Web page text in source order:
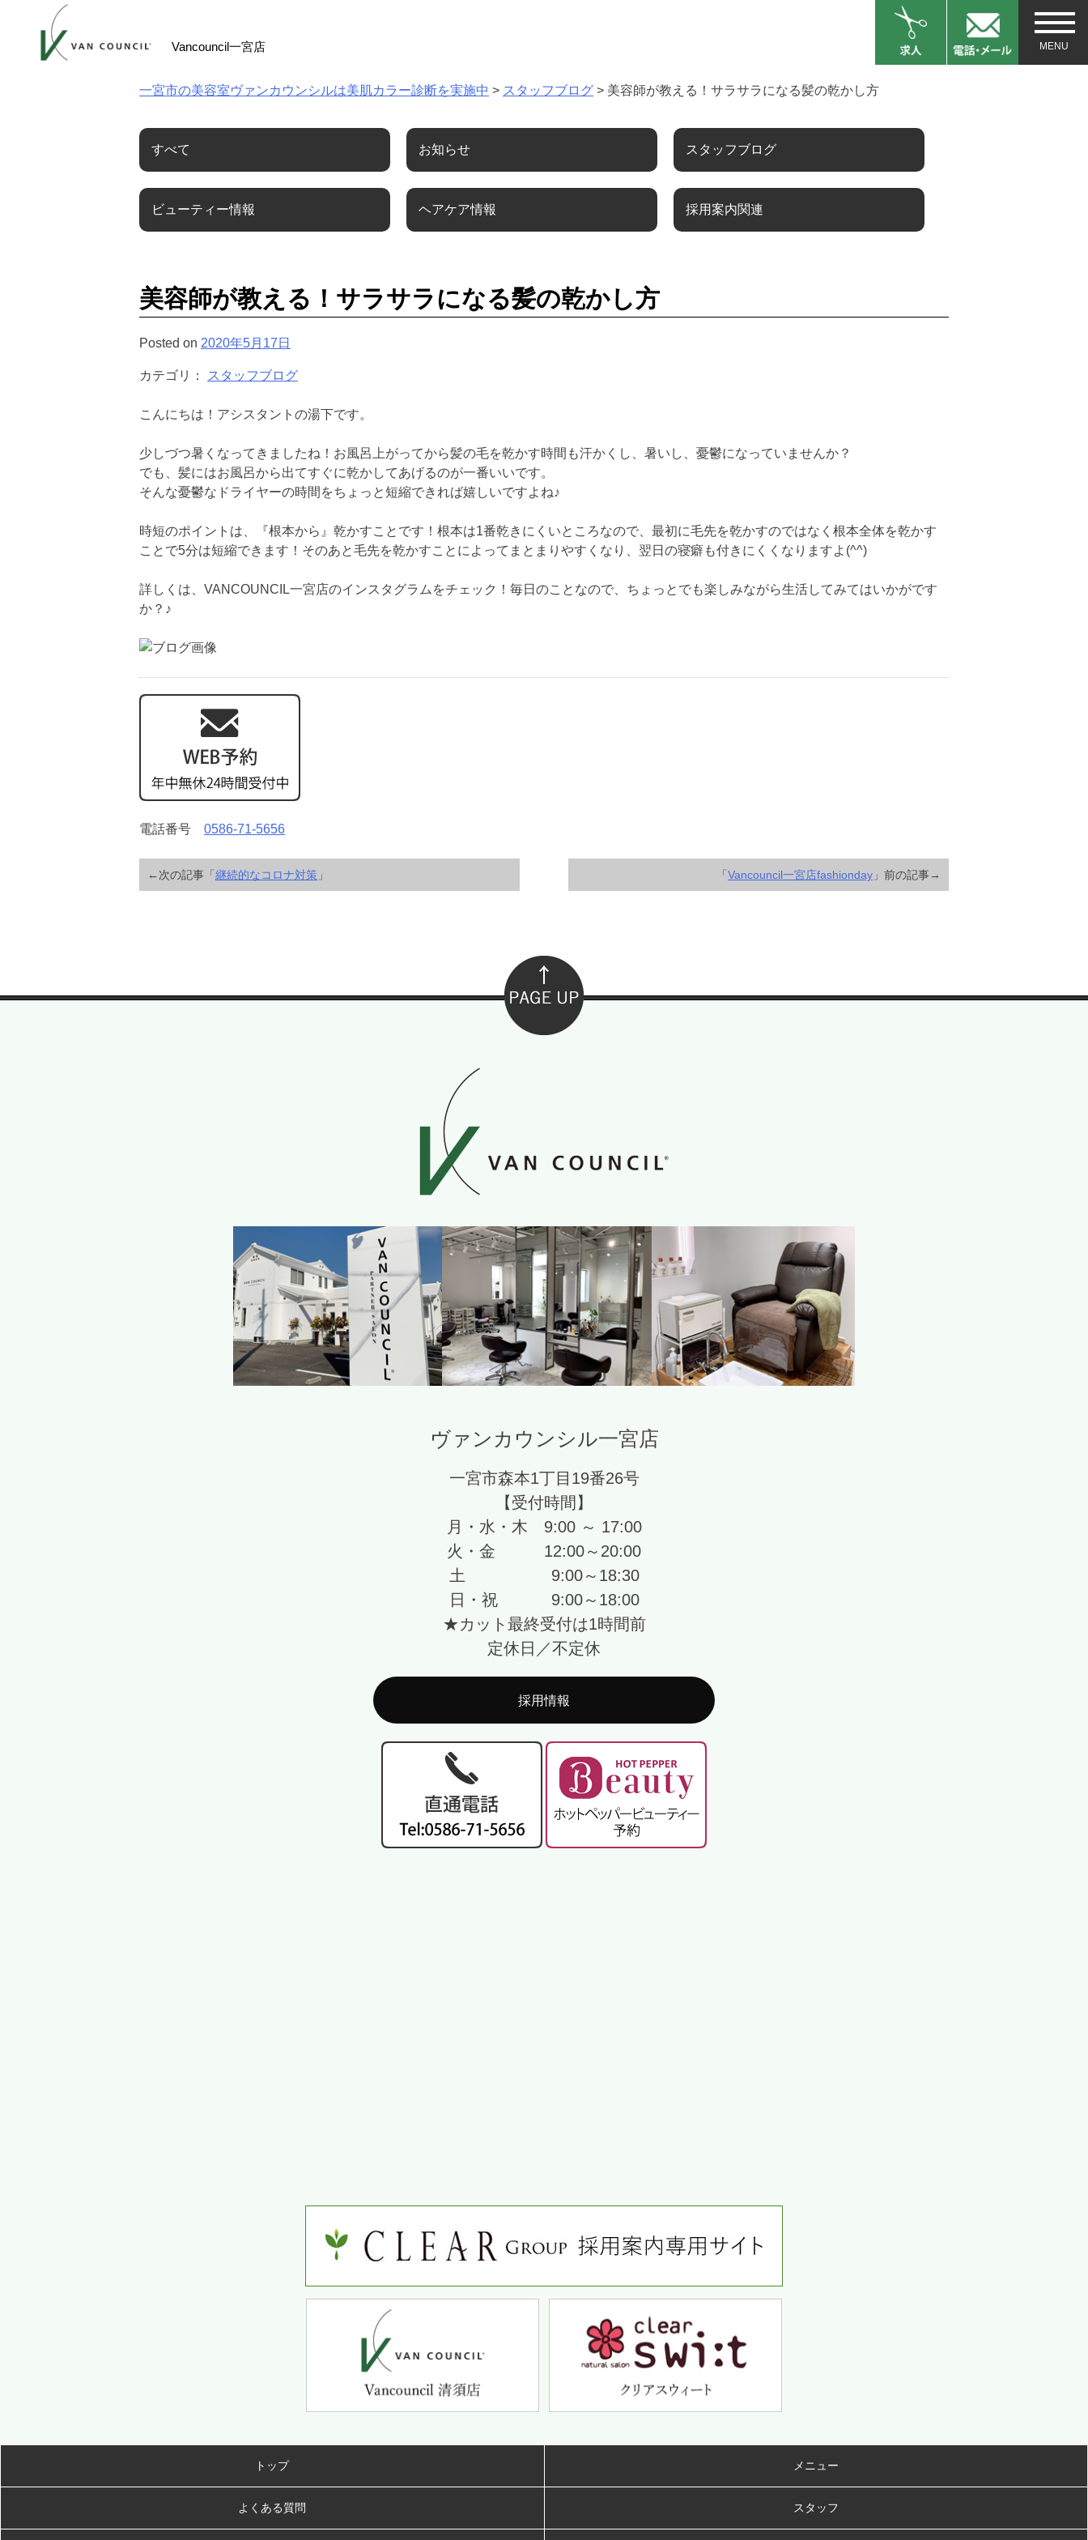
Vancouncil一宮店
一宮市の美容室ヴァンカウンシルは美肌カラー診断を実施中 > スタッフブログ > 美容師が教える！サラサラになる髪の乾かし方
すべて お知らせ スタッフブログ
ビューティー情報 ヘアケア情報 採用案内関連
美容師が教える！サラサラになる髪の乾かし方
Posted on 2020年5月17日
カテゴリ： スタッフブログ
こんにちは！アシスタントの湯下です。
少しづつ暑くなってきましたね！お風呂上がってから髪の毛を乾かす時間も汗かくし、暑いし、憂鬱になっていませんか？
でも、髪にはお風呂から出てすぐに乾かしてあげるのが一番いいです。
そんな憂鬱なドライヤーの時間をちょっと短縮できれば嬉しいですよね♪
時短のポイントは、『根本から』乾かすことです！根本は1番乾きにくいところなので、最初に毛先を乾かすのではなく根本全体を乾かす
ことで5分は短縮できます！そのあと毛先を乾かすことによってまとまりやすくなり、翌日の寝癖も付きにくくなりますよ(^^)
詳しくは、VANCOUNCIL一宮店のインスタグラムをチェック！毎日のことなので、ちょっとでも楽しみながら生活してみてはいかがです
か？♪
電話番号 0586-71-5656
「 Vancouncil一宮店fashionday 」前の記事→
←次の記事「 継続的なコロナ対策 」
ヴァンカウンシル一宮店
一宮市森本1丁目19番26号
【受付時間】
月・水・木 9:00 ～ 17:00
火・金 12:00～20:00
土 9:00～18:30
日・祝 9:00～18:00
★カット最終受付は1時間前
定休日／不定休
採用情報
トップ メニュー
よくある質問 スタッフ